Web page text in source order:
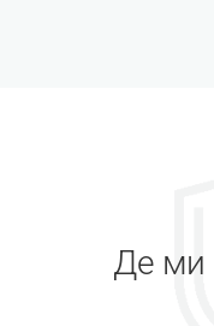
Де ми